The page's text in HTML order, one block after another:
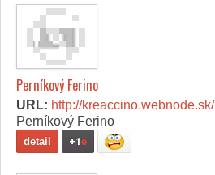
Perníkový Ferino
URL: http://kreaccino.webnode.sk/
Perníkový Ferino
detail +1e